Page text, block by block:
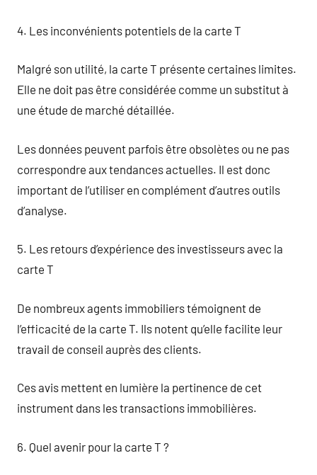
4. Les inconvénients potentiels de la carte T
Malgré son utilité, la carte T présente certaines limites.
Elle ne doit pas être considérée comme un substitut à
une étude de marché détaillée.
Les données peuvent parfois être obsolètes ou ne pas
correspondre aux tendances actuelles. Il est donc
important de l’utiliser en complément d’autres outils
d’analyse.
5. Les retours d’expérience des investisseurs avec la
carte T
De nombreux agents immobiliers témoignent de
l’efficacité de la carte T. Ils notent qu’elle facilite leur
travail de conseil auprès des clients.
Ces avis mettent en lumière la pertinence de cet
instrument dans les transactions immobilières.
6. Quel avenir pour la carte T ?